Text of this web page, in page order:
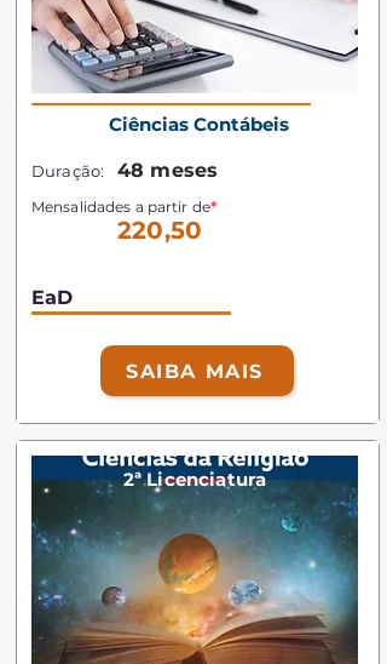
Ciências Contábeis
Duração: 48 meses
Mensalidades a partir de*
220,50
EaD
SAIBA MAIS
2ª Licenciatura